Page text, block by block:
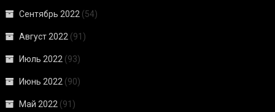
Сентябрь 2022 (54)
Август 2022 (91)
Июль 2022 (93)
Июнь 2022 (90)
Май 2022 (91)